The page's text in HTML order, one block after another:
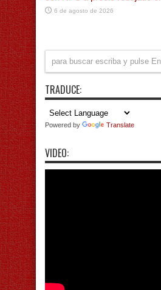
6 de agosto de 2026
TRADUCE:
Powered by Translate
VIDEO: